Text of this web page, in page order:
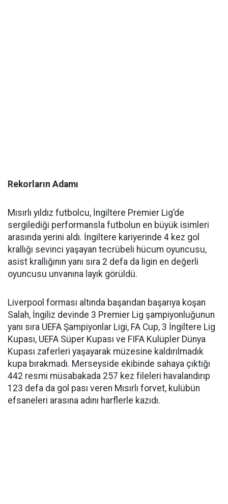
Rekorların Adamı
Mısırlı yıldız futbolcu, İngiltere Premier Lig’de
sergilediği performansla futbolun en büyük isimleri
arasında yerini aldı. İngiltere kariyerinde 4 kez gol
krallığı sevinci yaşayan tecrübeli hücum oyuncusu,
asist krallığının yanı sıra 2 defa da ligin en değerli
oyuncusu unvanına layık görüldü.
Liverpool forması altında başarıdan başarıya koşan
Salah, İngiliz devinde 3 Premier Lig şampiyonluğunun
yanı sıra UEFA Şampiyonlar Ligi, FA Cup, 3 İngiltere Lig
Kupası, UEFA Süper Kupası ve FIFA Kulüpler Dünya
Kupası zaferleri yaşayarak müzesine kaldırılmadık
kupa bırakmadı. Merseyside ekibinde sahaya çıktığı
442 resmi müsabakada 257 kez fileleri havalandırıp
123 defa da gol pası veren Mısırlı forvet, kulübün
efsaneleri arasına adını harflerle kazıdı.